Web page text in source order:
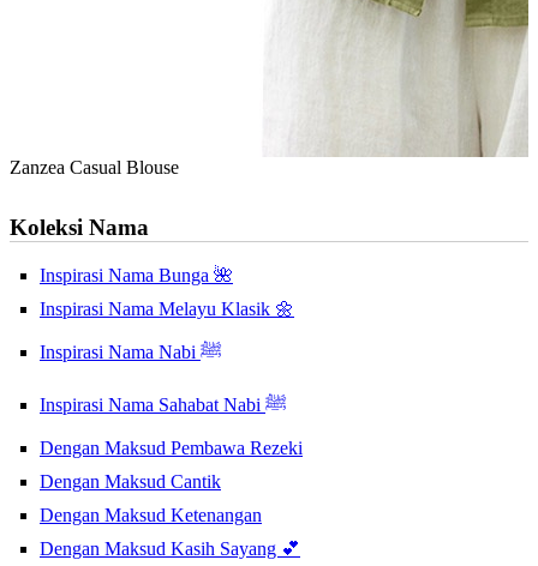
Zanzea Casual Blouse
Koleksi Nama
Inspirasi Nama Bunga 🌺
Inspirasi Nama Melayu Klasik 🌼
Inspirasi Nama Nabi ﷺ
Inspirasi Nama Sahabat Nabi ﷺ
Dengan Maksud Pembawa Rezeki
Dengan Maksud Cantik
Dengan Maksud Ketenangan
Dengan Maksud Kasih Sayang 💕